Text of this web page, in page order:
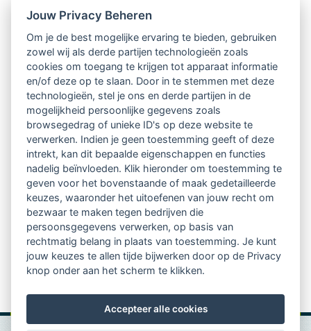
Nieuwsbrief
Ontvang 10 x per jaar de LVSC-
relatienieuwsbrief met o.a.:
vrij toegankelijke TsvB-artikelen
nieuws op het vlak van professioneel
begeleiden
informatie over LVSC-activiteiten
Aanmelden nieuwsbrief
Jouw Privacy Beheren
Om je de best mogelijke ervaring te bieden, gebruiken
zowel wij als derde partijen technologieën zoals
cookies om toegang te krijgen tot apparaat informatie
en/of deze op te slaan. Door in te stemmen met deze
technologieën, stel je ons en derde partijen in de
mogelijkheid persoonlijke gegevens zoals
browsegedrag of unieke ID's op deze website te
verwerken. Indien je geen toestemming geeft of deze
intrekt, kan dit bepaalde eigenschappen en functies
nadelig beïnvloeden. Klik hieronder om toestemming te
geven voor het bovenstaande of maak gedetailleerde
keuzes, waaronder het uitoefenen van jouw recht om
bezwaar te maken tegen bedrijven die
persoonsgegevens verwerken, op basis van
rechtmatig belang in plaats van toestemming. Je kunt
jouw keuzes te allen tijde bijwerken door op de Privacy
knop onder aan het scherm te klikken.
Accepteer alle cookies